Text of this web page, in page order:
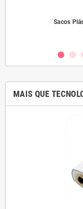
Sacos
MAIS QUE